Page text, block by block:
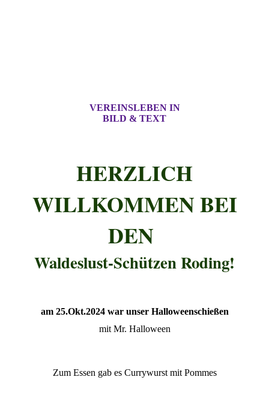
VEREINSLEBEN IN
BILD & TEXT
HERZLICH
WILLKOMMEN BEI
DEN
Waldeslust-Schützen Roding!
am 25.Okt.2024 war unser Halloweenschießen
mit Mr. Halloween
Zum Essen gab es Currywurst mit Pommes